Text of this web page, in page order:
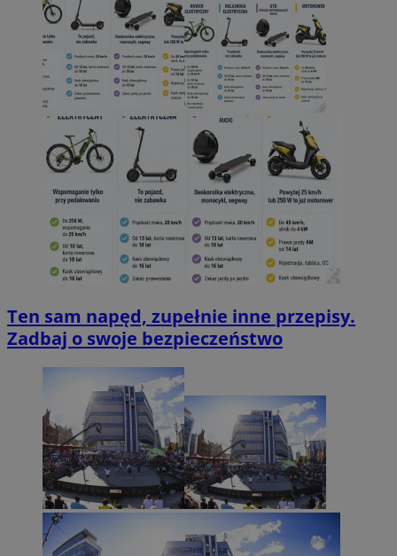
Ten sam napęd, zupełnie inne przepisy.
Zadbaj o swoje bezpieczeństwo